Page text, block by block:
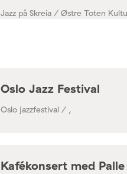
Jazz på Skreia / Østre Toten
Oslo Jazz Festival
Oslo jazzfestival / ,
Kafékonsert med